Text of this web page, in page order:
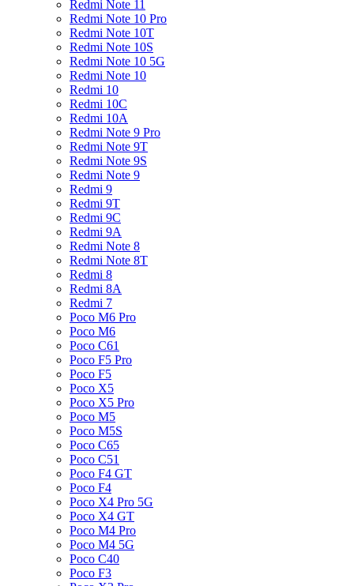
Redmi Note 11
Redmi Note 10 Pro
Redmi Note 10T
Redmi Note 10S
Redmi Note 10 5G
Redmi Note 10
Redmi 10
Redmi 10C
Redmi 10A
Redmi Note 9 Pro
Redmi Note 9T
Redmi Note 9S
Redmi Note 9
Redmi 9
Redmi 9T
Redmi 9C
Redmi 9A
Redmi Note 8
Redmi Note 8T
Redmi 8
Redmi 8A
Redmi 7
Poco M6 Pro
Poco M6
Poco C61
Poco F5 Pro
Poco F5
Poco X5
Poco X5 Pro
Poco M5
Poco M5S
Poco C65
Poco C51
Poco F4 GT
Poco F4
Poco X4 Pro 5G
Poco X4 GT
Poco M4 Pro
Poco M4 5G
Poco C40
Poco F3